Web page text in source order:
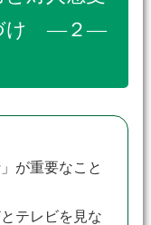
け ―２―
が重要なこと
テレビを見な